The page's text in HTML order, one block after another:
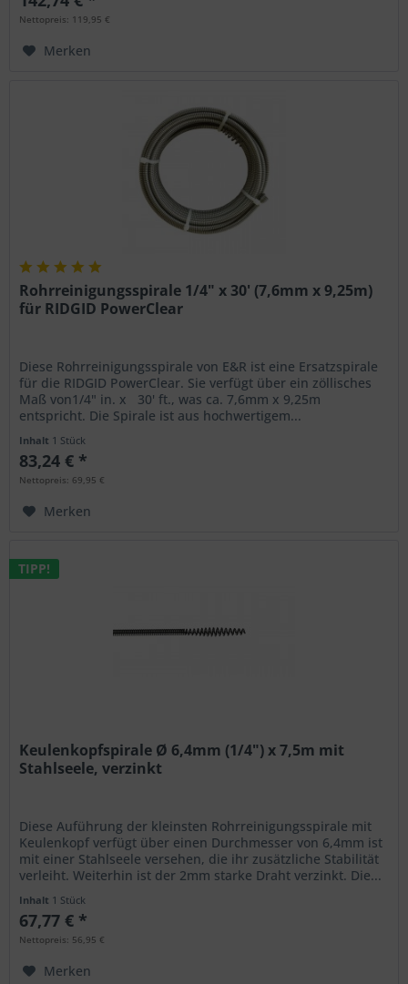
Nettopreis: 119,95 €
Merken
Rohrreinigungsspirale 1/4" x 30' (7,6mm x 9,25m)
für RIDGID PowerClear
Diese Rohrreinigungsspirale von E&R ist eine Ersatzspirale
für die RIDGID PowerClear. Sie verfügt über ein zöllisches
Maß von1/4" in. x 30' ft., was ca. 7,6mm x 9,25m
entspricht. Die Spirale ist aus hochwertigem...
Inhalt 1 Stück
83,24 € *
Nettopreis: 69,95 €
Merken
TIPP!
Keulenkopfspirale Ø 6,4mm (1/4") x 7,5m mit
Stahlseele, verzinkt
Diese Auführung der kleinsten Rohrreinigungsspirale mit
Keulenkopf verfügt über einen Durchmesser von 6,4mm ist
mit einer Stahlseele versehen, die ihr zusätzliche Stabilität
verleiht. Weiterhin ist der 2mm starke Draht verzinkt. Die...
Inhalt 1 Stück
67,77 € *
Nettopreis: 56,95 €
Merken